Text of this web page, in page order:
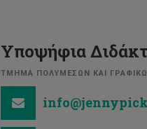
Υποψήφια
ΤΜΗΜΑ ΠΟΛΥΜΕΣΩΝ ΚΑΙ